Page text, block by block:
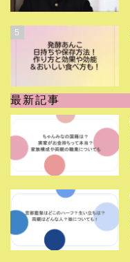
5
最新記事